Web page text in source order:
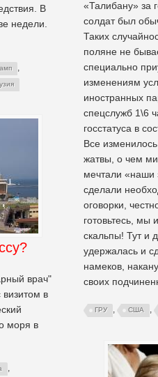
В
недели.
,
«Талибану» за
солдат был
Таких
поляне не
специально
изменениям
иностранных
спецслужб 1\6
госстатуса в
Все
жатвы, о чем
мечтали «наши
сделали
оговорки,
готовьтесь,
скальпы! Тут и
удержалась и
намеков,
своих
ГРУ , США ,
врач"
в
моря в
,